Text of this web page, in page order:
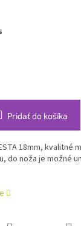
Pridať do košíka
18mm, kvalitné
do noža je možné